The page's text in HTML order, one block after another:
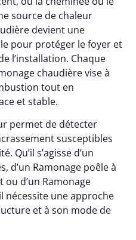
source de chaleur
devient une
pour protéger le foyer et
l’installation. Chaque
chaudière vise à
tout en
et stable.
permet de détecter
susceptibles
Qu’il s’agisse d’un
d’un Ramonage poêle à
ou d’un Ramonage
nécessite une approche
et à son mode de